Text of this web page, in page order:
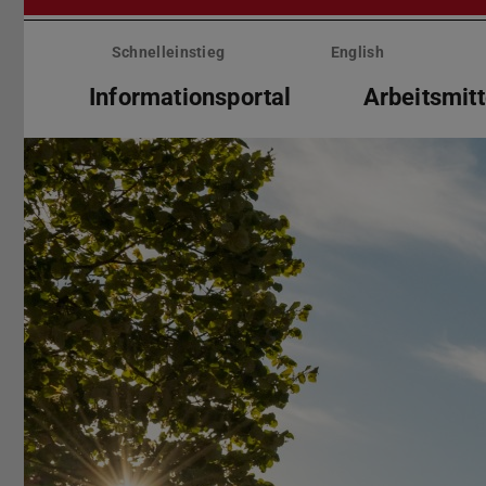
Menü
überspringenSchnelleinstieg English
Informationsportal